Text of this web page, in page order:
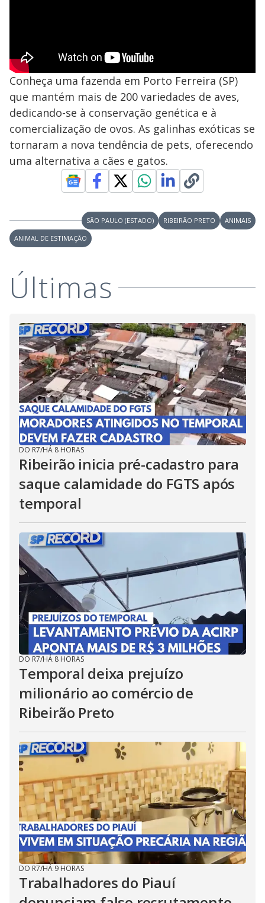
Conheça uma fazenda em Porto Ferreira (SP)
que mantém mais de 200 variedades de aves,
dedicando-se à conservação genética e à
comercialização de ovos. As galinhas exóticas se
tornaram a nova tendência de pets, oferecendo
uma alternativa a cães e gatos.
SÃO PAULO (ESTADO) RIBEIRÃO PRETO
ANIMAIS
ANIMAL DE ESTIMAÇÃO
Últimas
DO R7/HÁ 8 HORAS
Ribeirão inicia pré-cadastro para
saque calamidade do FGTS após
temporal
DO R7/HÁ 8 HORAS
Temporal deixa prejuízo
milionário ao comércio de
Ribeirão Preto
DO R7/HÁ 9 HORAS
Trabalhadores do Piauí